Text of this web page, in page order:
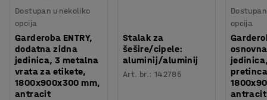
Dostupan u nekoliko
opcija
Garderoba ENTRY,
dodatna zidna
jedinica, 3 metalna
vrata za etikete,
1800x900x300 mm,
antracit
Stalak za
šešire/cipele:
aluminij/aluminij
Art. br.: 142785
opcija
antracit